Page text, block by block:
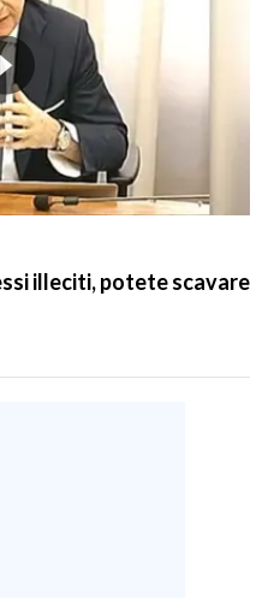
illeciti, potete scavare